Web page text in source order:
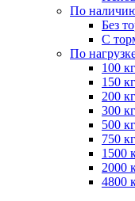
По
Без
С
По
100 кг
150 кг
200 кг
300 кг
500 кг
750 кг
1500
2000
4800